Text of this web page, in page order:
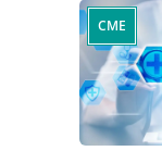
CME